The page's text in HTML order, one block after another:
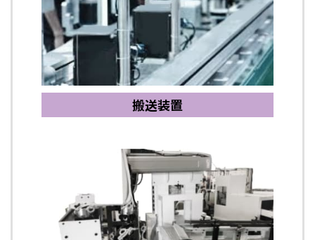
搬送装置